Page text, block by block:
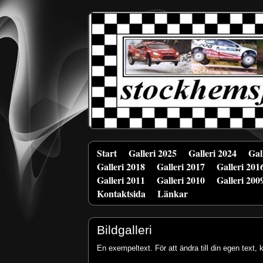
Start Galleri 2025 Galleri 2024
Galleri 2018
Galleri 2017
Galleri
Galleri 2011
Galleri 2010
Galleri
Kontaktsida
Länkar
Bildgalleri
En exempeltext. För att ändra till din egen text,